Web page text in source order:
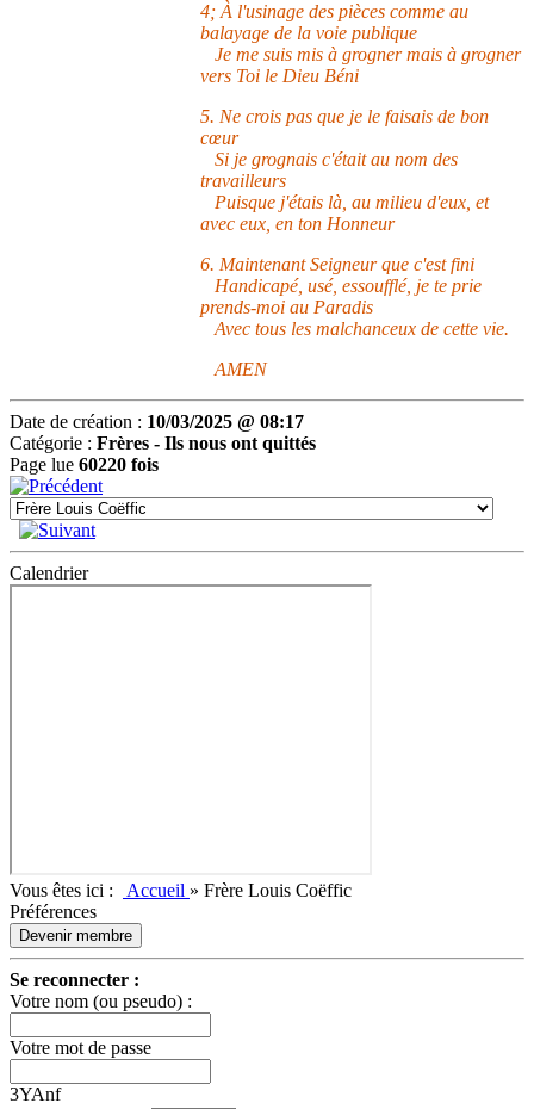
4; À l'usinage des pièces comme au
balayage de la voie publique
Je me suis mis à grogner mais à grogner
vers Toi le Dieu Béni
5. Ne crois pas que je le faisais de bon
cœur
Si je grognais c'était au nom des
travailleurs
Puisque j'étais là, au milieu d'eux, et
avec eux, en ton Honneur
6. Maintenant Seigneur que c'est fini
Handicapé, usé, essoufflé, je te prie
prends-moi au Paradis
Avec tous les malchanceux de cette vie.
AMEN
Date de création : 10/03/2025 @ 08:17
Catégorie : Frères - Ils nous ont quittés
Page lue 60220 fois
Calendrier
Vous êtes ici : Accueil » Frère Louis Coëffic
Préférences
Devenir membre
Se reconnecter :
Votre nom (ou pseudo) :
Votre mot de passe
3YAnf